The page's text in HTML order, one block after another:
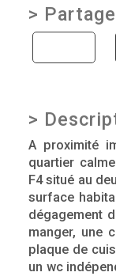
>
>
A proximité
quartier
F4 situé au
surface
dégagement
manger, une
plaque de
un wc